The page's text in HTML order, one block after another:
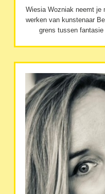
Wiesia Wozniak neemt je
werken van kunstenaar
grens tussen